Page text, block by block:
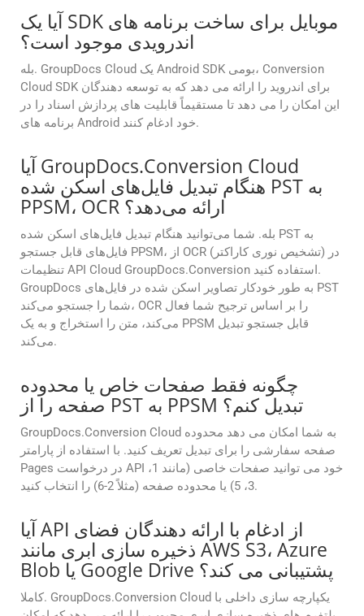
آیا یک SDK موبایل برای ساخت برنامه های
اندرویدی موجود است؟
بله. GroupDocs Cloud یک Android SDK بومی، Conversion
Cloud SDK برای اندروید را ارائه می دهد که به توسعه دهندگان
این امکان را می دهد تا مستقیماً قابلیت های پردازش اسناد را در
برنامه های Android خود ادغام کنند.
آیا GroupDocs.Conversion Cloud
هنگام تبدیل فایل‌های اسکن شده PST به
PPSM، OCR ارائه می‌دهد؟
بله. شما می‌توانید هنگام تبدیل فایل‌های اسکن شده PST به
فایل‌های قابل جستجو PPSM، از OCR (تشخیص نوری کاراکتر) در
تنظیمات API Cloud GroupDocs.Conversion استفاده کنید.
GroupDocs به طور خودکار تصاویر اسکن شده در فایل‌های PST
شما را جستجو می‌کند، OCR را بر اساس ترجیح شما فعال
می‌کند، متن را استخراج و به یک PPSM قابل جستجو تبدیل
می‌کند.
چگونه فقط صفحات خاص یا محدوده
صفحه را از PST به PPSM تبدیل کنم؟
GroupDocs.Conversion Cloud به شما امکان می دهد محدوده
صفحه سفارشی را برای تبدیل تعریف کنید. با استفاده از پارامتر
Pages در درخواست API خود می توانید صفحات خاصی (مانند 1،
3، 5) یا محدوده صفحه (مثلاً 2-6) را انتخاب کنید.
آیا API از ادغام با ارائه دهندگان فضای
ذخیره سازی ابری مانند AWS S3، Azure
Blob یا Google Drive پشتیبانی می کند؟
کاملا. GroupDocs.Conversion Cloud یکپارچه سازی داخلی با